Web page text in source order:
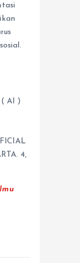
( AI )
4,